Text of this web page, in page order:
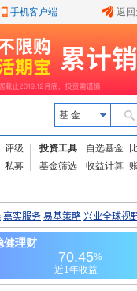
手机客户端 返
基 金
评级
私募
投资工具 自选基金
基金筛选
收益计算